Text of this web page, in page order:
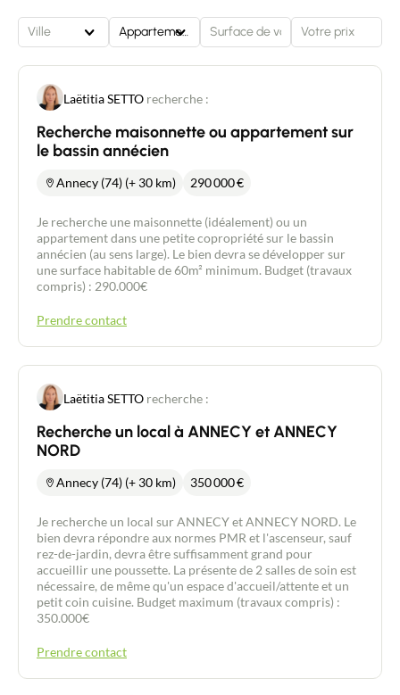
Ville Appartement
Laëtitia SETTO recherche :
Recherche maisonnette ou appartement sur
le bassin annécien
Annecy (74) (+ 30 km) 290 000€
Je recherche une maisonnette (idéalement) ou un
appartement dans une petite copropriété sur le bassin
annécien (au sens large). Le bien devra se développer sur
une surface habitable de 60m² minimum. Budget (travaux
compris) : 290.000€
Prendre contact
Laëtitia SETTO recherche :
Recherche un local à ANNECY et ANNECY
NORD
Annecy (74) (+ 30 km) 350 000€
Je recherche un local sur ANNECY et ANNECY NORD. Le
bien devra répondre aux normes PMR et l'ascenseur, sauf
rez-de-jardin, devra être suffisamment grand pour
accueillir une poussette. La présente de 2 salles de soin est
nécessaire, de même qu'un espace d'accueil/attente et un
petit coin cuisine. Budget maximum (travaux compris) :
350.000€
Prendre contact